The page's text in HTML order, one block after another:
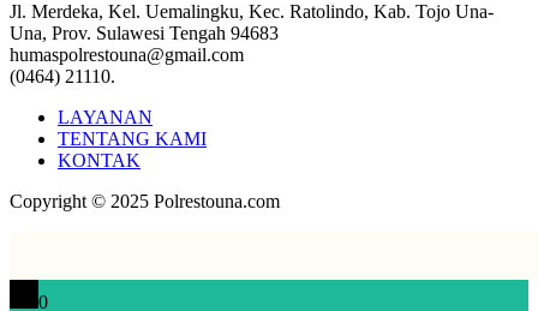
Jl. Merdeka, Kel. Uemalingku, Kec. Ratolindo, Kab. Tojo Una-
Una, Prov. Sulawesi Tengah 94683
humaspolrestouna@gmail.com
(0464) 21110.
LAYANAN
TENTANG KAMI
KONTAK
Copyright © 2025 Polrestouna.com
0